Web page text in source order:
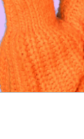
Votre
de